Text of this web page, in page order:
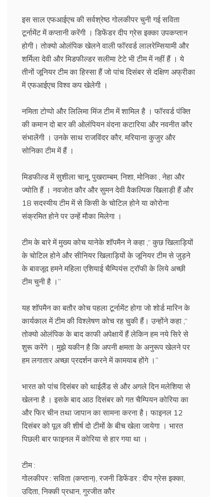
इस साल एफआईएच की सर्वश्रेष्ठ गोलकीपर चुनी गई सविता
टूर्नामेंट में कप्तानी करेंगी । डिफेंडर दीप ग्रेस इक्का उपकप्तान
होगी। तोक्यो ओलंपिक खेलने वाली फॉरवर्ड लालरेम्सियामी और
शर्मिला देवी और मिडफील्डर सलीमा टेटे भी टीम में नहीं हैं । ये
तीनों जूनियर टीम का हिस्सा हैं जो पांच दिसंबर से दक्षिण अफ्रीका
में एफआईएच विश्व कप खेलेगी ।
नमिता टोप्पो और लिलिमा मिंज टीम में शामिल है । फॉरवर्ड पंक्ति
की कमान दो बार की ओलंपियन वंदना कटारिया और नवनीत कौर
संभालेंगी । उनके साथ राजविंदर कौर, मरियाना कुजुर और
सोनिका टीम में हैं ।
मिडफील्ड में सुशीला चानू, पुखराम्बम, निशा, मोनिका , नेहा और
ज्योति हैं । नवजोत कौर और सुमन देवी वैकल्पिक खिलाड़ी हैं और
18 सदस्यीय टीम में से किसी के चोटिल होने या कोरोना
संक्रमित होने पर उन्हें मौका मिलेगा ।
टीम के बारे में मुख्य कोच यानेके शॉपमैन ने कहा ,‘‘ कुछ खिलाड़ियों
के चोटिल होने और सीनियर खिलाड़ियों के जूनियर टीम से जुड़ने
के बावजूद हमने महिला एशियाई चैम्पियंस ट्रॉफी के लिये अच्छी
टीम चुनी है ।’’
यह शॉपमैन का बतौर कोच पहला टूर्नामेंट होगा जो शोर्ड मारिन के
कार्यकाल में टीम की विश्लेषण कोच रह चुकी हैं। उन्होंने कहा ,‘‘
तोक्यो ओलंपिक के बाद काफी अपेक्षायें हैं लेकिन हम नये सिरे से
शुरू करेंगे । मुझे यकीन है कि अपनी क्षमता के अनुरूप खेलने पर
हम लगातार अच्छा प्रदर्शन करने में कामयाब होंगे ।’’
भारत को पांच दिसंबर को थाईलैंड से और अगले दिन मलेशिया से
खेलना है । इसके बाद आठ दिसंबर को गत चैम्पियन कोरिया का
और फिर चीन तथा जापान का सामना करना है। फाइनल 12
दिसंबर को पूल की शीर्ष दो टीमों के बीच खेला जायेगा । भारत
पिछली बार फाइनल में कोरिया से हार गया था ।
टीम :
गोलकीपर : सविता (कप्तान), रजनी डिफेंडर : दीप ग्रेस इक्का,
उदिता, निक्की प्रधान, गुरजीत कौर